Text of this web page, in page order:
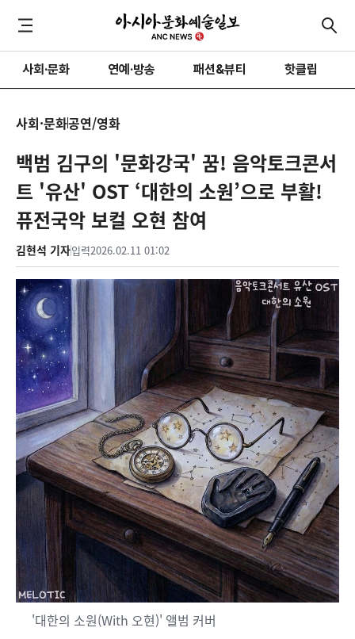
사회·문화 연예·방송 패션&뷰티 핫클립
사회·문화공연/영화
백범 김구의 '문화강국' 꿈! 음악토크콘서
트 '유산' OST ‘대한의 소원’으로 부활!
퓨전국악 보컬 오현 참여
김현석 기자입력2026.02.11 01:02
'대한의 소원(With 오현)' 앨범 커버